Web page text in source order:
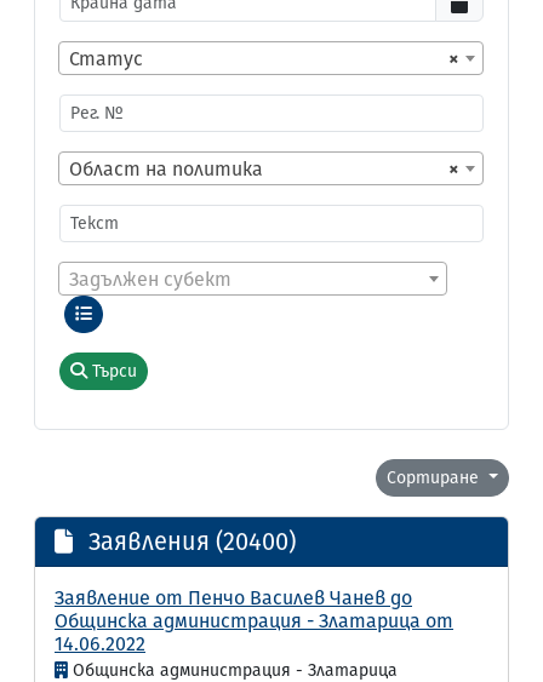
×
Статус
×
Област на политика
Задължен субект
Търси
Сортиране
Заявления (20400)
Заявление от Пенчо Василев Чанев до
Общинска администрация - Златарица от
14.06.2022
Общинска администрация - Златарица